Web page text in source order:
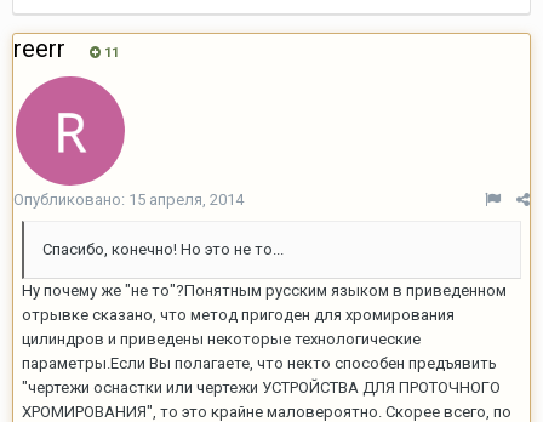
reerr 11
Опубликовано: 15 апреля, 2014
Спасибо, конечно! Но это не то...
Ну почему же "не то"?Понятным русским языком в приведенном
отрывке сказано, что метод пригоден для хромирования
цилиндров и приведены некоторые технологические
параметры.Если Вы полагаете, что некто способен предъявить
"чертежи оснастки или чертежи УСТРОЙСТВА ДЛЯ ПРОТОЧНОГО
ХРОМИРОВАНИЯ", то это крайне маловероятно. Скорее всего, по